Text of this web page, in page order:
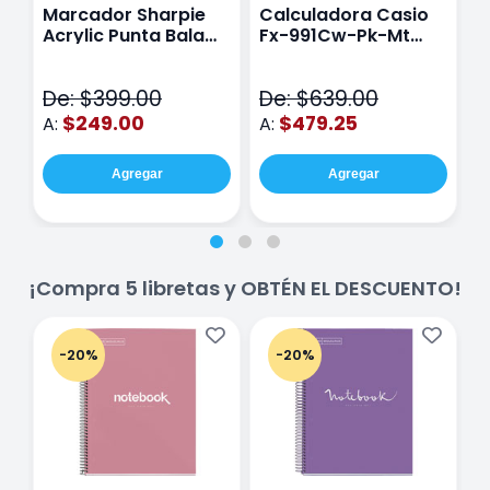
Marcador Sharpie
Acrylic Punta Bala
De: $399.00
A: $249.00
Agregar
Calculadora Casio
Fx-991Cw-Pk-Mt
De: $639.00
A: $479.25
Agregar
¡Compra 5 libretas y OBTÉN EL DESCUENTO!
-20% -20%